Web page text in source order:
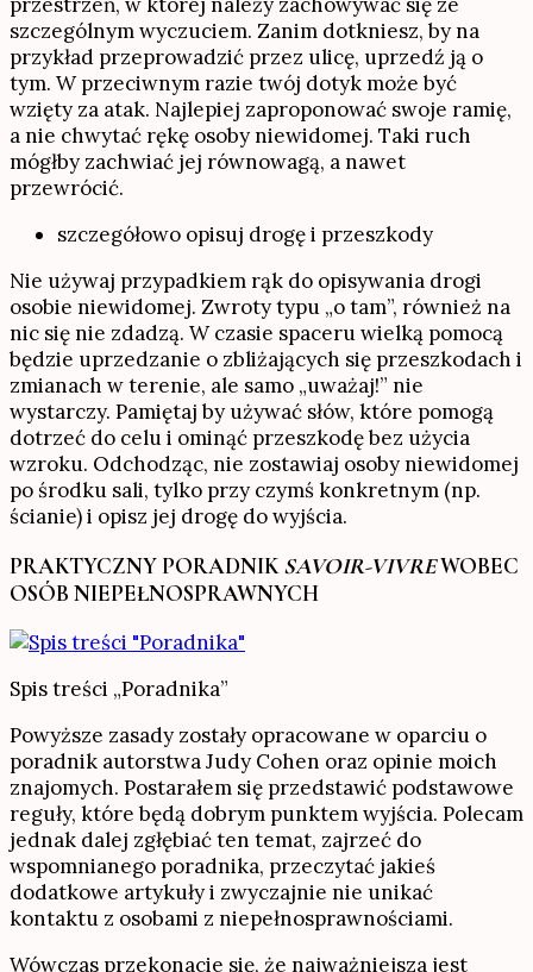
szczególnym wyczuciem. Zanim dotkniesz, by na
przykład przeprowadzić przez ulicę, uprzedź ją o
tym. W przeciwnym razie twój dotyk może być
wzięty za atak. Najlepiej zaproponować swoje ramię,
a nie chwytać rękę osoby niewidomej. Taki ruch
mógłby zachwiać jej równowagą, a nawet
przewrócić.
szczegółowo opisuj drogę i przeszkody
Nie używaj przypadkiem rąk do opisywania drogi
osobie niewidomej. Zwroty typu „o tam”, również na
nic się nie zdadzą. W czasie spaceru wielką pomocą
będzie uprzedzanie o zbliżających się przeszkodach i
zmianach w terenie, ale samo „uważaj!” nie
wystarczy. Pamiętaj by używać słów, które pomogą
dotrzeć do celu i ominąć przeszkodę bez użycia
wzroku. Odchodząc, nie zostawiaj osoby niewidomej
po środku sali, tylko przy czymś konkretnym (np.
ścianie) i opisz jej drogę do wyjścia.
PRAKTYCZNY PORADNIKSAVOIR-VIVREWOBEC
OSÓB NIEPEŁNOSPRAWNYCH
Spis treści „Poradnika”
Powyższe zasady zostały opracowane w oparciu o
poradnik autorstwa Judy Cohen oraz opinie moich
znajomych. Postarałem się przedstawić podstawowe
reguły, które będą dobrym punktem wyjścia. Polecam
jednak dalej zgłębiać ten temat, zajrzeć do
wspomnianego poradnika, przeczytać jakieś
dodatkowe artykuły i zwyczajnie nie unikać
kontaktu z osobami z niepełnosprawnościami.
Wówczas przekonacie się, że najważniejsza jest